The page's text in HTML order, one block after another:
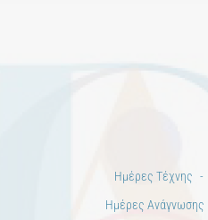
Ημέρες Τέχνης
Ημέρες Ανάγνωσης